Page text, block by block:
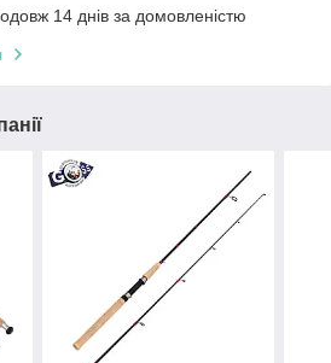
14 днів за домовленістю